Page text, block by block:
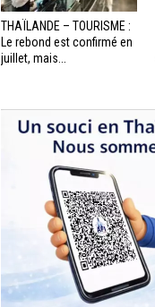
THAÏLANDE – TOURISME :
Le rebond est confirmé en
juillet, mais...